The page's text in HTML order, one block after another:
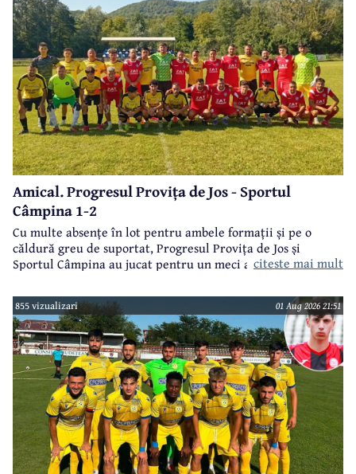
Amical. Progresul Provița de Jos - Sportul
Câmpina 1-2
Cu multe absențe în lot pentru ambele formații și pe o
căldură greu de suportat, Progresul Provița de Jos și
Sportul Câmpina au jucat pentru un meci amical.citeste mai mult
855 vizualizari 01 Aug 2026 21:51